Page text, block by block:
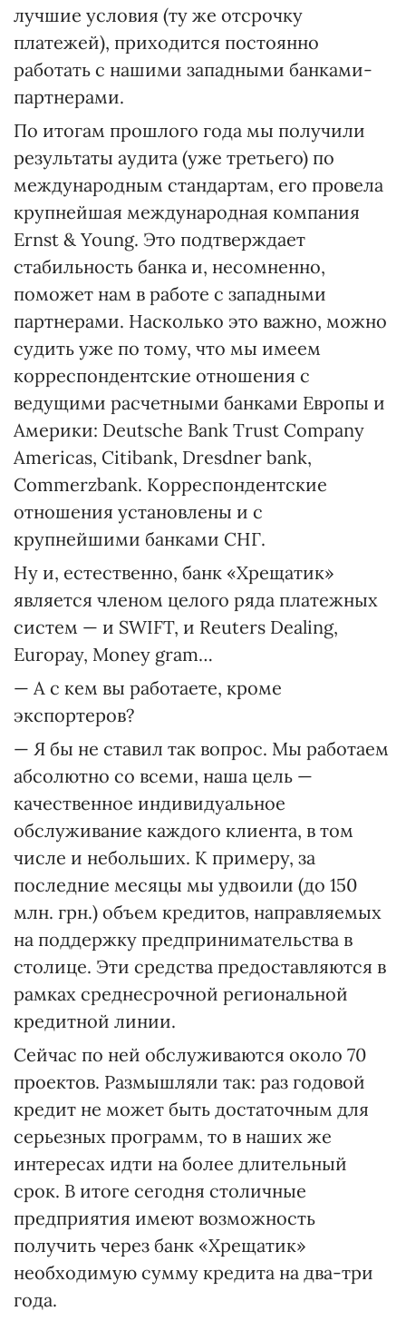
лучшие условия (ту же отсрочку
платежей), приходится постоянно
работать с нашими западными банками-
партнерами.
По итогам прошлого года мы получили
результаты аудита (уже третьего) по
международным стандартам, его провела
крупнейшая международная компания
Ernst & Young. Это подтверждает
стабильность банка и, несомненно,
поможет нам в работе с западными
партнерами. Насколько это важно, можно
судить уже по тому, что мы имеем
корреспондентские отношения с
ведущими расчетными банками Европы и
Америки: Deutsche Bank Trust Company
Americas, Citibank, Dresdner bank,
Commerzbank. Корреспондентские
отношения установлены и с
крупнейшими банками СНГ.
Ну и, естественно, банк «Хрещатик»
является членом целого ряда платежных
систем — и SWIFT, и Reuters Dealing,
Europay, Money gram…
— А с кем вы работаете, кроме
экспортеров?
— Я бы не ставил так вопрос. Мы работаем
абсолютно со всеми, наша цель —
качественное индивидуальное
обслуживание каждого клиента, в том
числе и небольших. К примеру, за
последние месяцы мы удвоили (до 150
млн. грн.) объем кредитов, направляемых
на поддержку предпринимательства в
столице. Эти средства предоставляются в
рамках среднесрочной региональной
кредитной линии.
Сейчас по ней обслуживаются около 70
проектов. Размышляли так: раз годовой
кредит не может быть достаточным для
серьезных программ, то в наших же
интересах идти на более длительный
срок. В итоге сегодня столичные
предприятия имеют возможность
получить через банк «Хрещатик»
необходимую сумму кредита на два-три
года.